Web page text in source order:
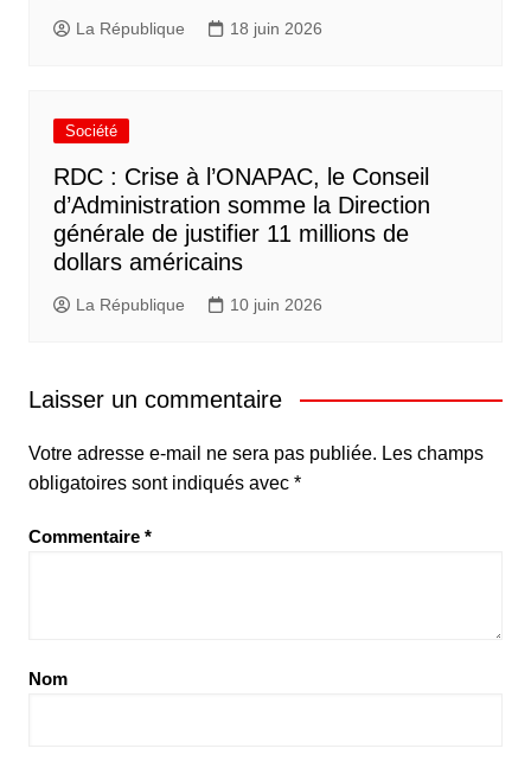
La République 18 juin 2026
Société
RDC : Crise à l’ONAPAC, le Conseil
d’Administration somme la Direction
générale de justifier 11 millions de
dollars américains
La République 10 juin 2026
Laisser un commentaire
Votre adresse e-mail ne sera pas publiée. Les champs
obligatoires sont indiqués avec *
Commentaire *
Nom